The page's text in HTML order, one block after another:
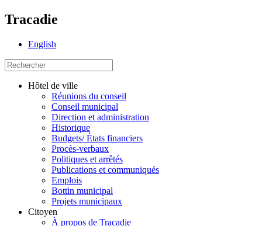
Tracadie
English
Hôtel de ville
Réunions du conseil
Conseil municipal
Direction et administration
Historique
Budgets/ États financiers
Procès-verbaux
Politiques et arrêtés
Publications et communiqués
Emplois
Bottin municipal
Projets municipaux
Citoyen
À propos de Tracadie